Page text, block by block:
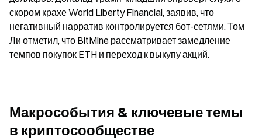
скором крахе World Liberty Financial, заявив, что
негативный нарратив контролируется бот-сетями. Том
Ли отметил, что BitMine рассматривает замедление
темпов покупок ETH и переход к выкупу акций.
Макрособытия & ключевые темы
в криптосообществе